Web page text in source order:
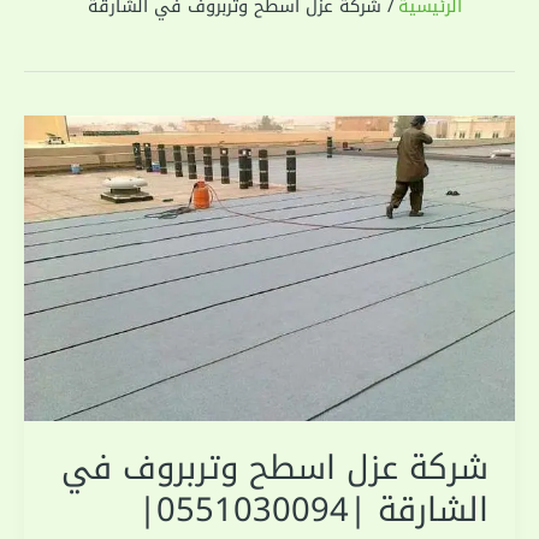
شركة عزل اسطح وتربروف في
الشارقة |0551030094|